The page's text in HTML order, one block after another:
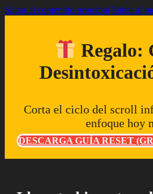
Saltar al contenido principal Saltar al
Regalo:
Corta el ciclo del scroll
enfoque hoy
DESCARGA GUÍA RESET